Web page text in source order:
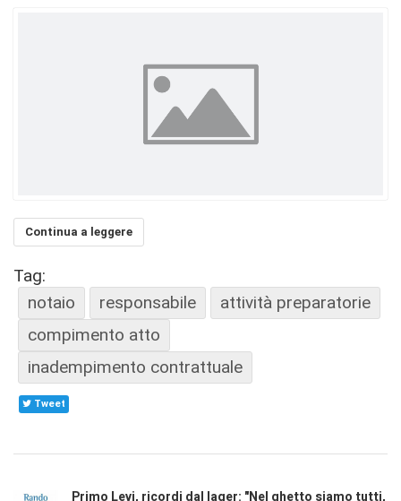
Continua a leggere
Tag:
notaio
responsabile
attività preparatorie
compimento atto
inadempimento contrattuale
Tweet
Primo Levi, ricordi dal lager: "Nel ghetto siamo tutti,